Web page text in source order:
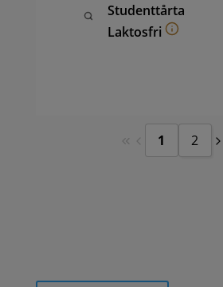
Studenttårta
Laktosfri
1 2